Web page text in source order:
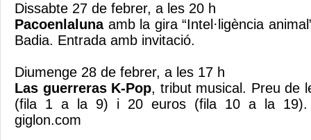
Dissabte 27 de febrer, a les 20 h
Pacoenlalunaamb la gira “Intel·ligència
Badia. Entrada amb invitació.
Diumenge 28 de febrer, a les 17 h
Las guerreras K-Pop, tribut musical. Preu de
(fila 1 a la 9) i 20 euros (fila 10 a la 19).
giglon.com